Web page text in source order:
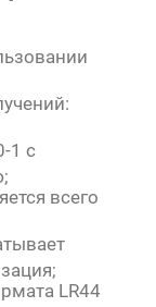
1 с
всего
LR44